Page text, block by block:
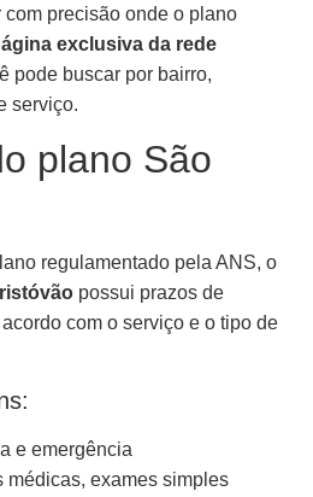
com precisão onde o plano
exclusiva da rede
pode buscar por bairro,
serviço.
plano São
regulamentado pela ANS, o
possui prazos de
com o serviço e o tipo de
e emergência
médicas, exames simples